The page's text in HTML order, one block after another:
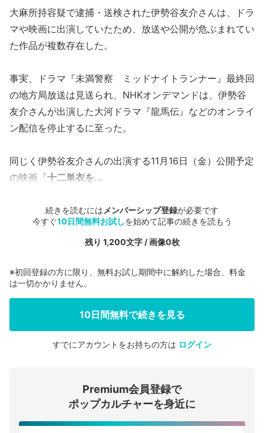
大麻所持容疑で逮捕・送検された伊勢谷友介さんは、ドラ
マや映画に出演していたため、放送や公開が危ぶまれてい
た作品が複数存在した。
事実、ドラマ『未満警察 ミッドナイトランナー』最終回
の地方局放送は見送られ、NHKオンデマンドは、伊勢谷
友介さんが出演した大河ドラマ『龍馬伝』などのオンライ
ン配信を停止するに至った。
同じく伊勢谷友介さんの出演する11月16日（金）公開予定
の映画『十二単衣を...
続きを読むには メンバーシップ登録が必要です
今すぐ10日間無料お試しを始めて記事の続きを読もう
残り 1,200文字 / 画像0枚
会員登録する
ログインする
※初回登録の方に限り、無料お試し期間中に解約した場合、料金
は一切かかりません。
10日間無料で続きを見る
すでにアカウントをお持ちの方は ログイン
Premium会員登録で
ポップカルチャーを身近に